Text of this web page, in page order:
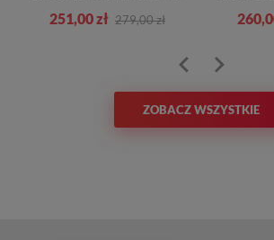
251,00 zł 279,00 zł
ZOBACZ WSZYSTKIE